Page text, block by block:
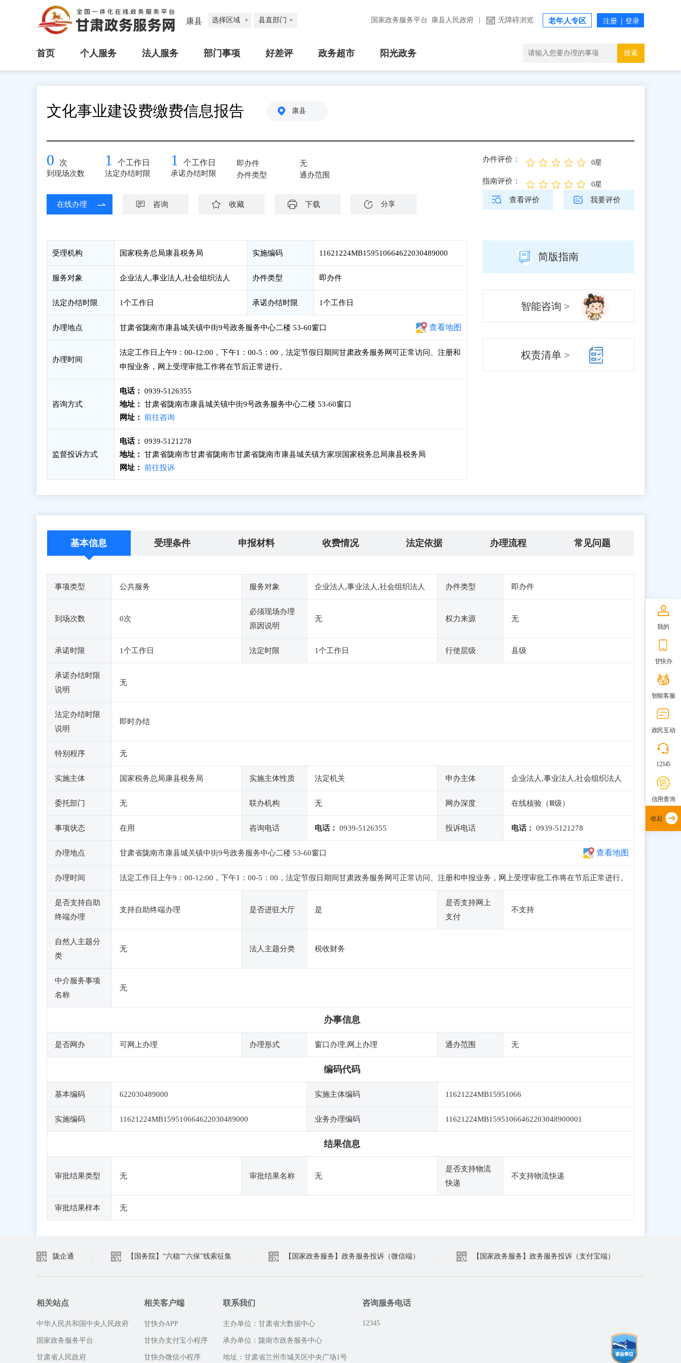
康县 选择区域 县直部门 国家政务服务平台 康县人民政府 无障碍浏览 老年人专区
首页 个人服务 法人服务 部门事项 好差评 政务超市 阳光政务 搜索
文化事业建设费缴费信息报告 康县
0 次
到现场次数
1 个工作日
法定办结时限
1 个工作日
承诺办结时限
即办件
办件类型
无
通办范围
在线办理 咨询 收藏 下载 分享
办件评价： 0星
指南评价： 0星
查看评价 我要评价
受理机构 国家税务总局康县税务局 实施编码 11621224MB159510664622030489000
服务对象 企业法人,事业法人,社会组织法人 办件类型 即办件
法定办结时限 1个工作日 承诺办结时限 1个工作日
办理地点 甘肃省陇南市康县城关镇中街9号政务服务中心二楼 53-60窗口 查看地图
办理时间
法定工作日上午9：00-12:00，下午1：00-5：00，法定节假日期间甘肃政务服务网可正常访问、注册和
申报业务，网上受理审批工作将在节后正常进行。
咨询方式
电话：
0939-5126355
地址：
甘肃省陇南市康县城关镇中街9号政务服务中心二楼 53-60窗口
网址：
前往咨询
监督投诉方式
电话：
0939-5121278
地址：
甘肃省陇南市甘肃省陇南市甘肃省陇南市康县城关镇方家坝国家税务总局康县税务局
网址：
前往投诉
简版指南
智能咨询 >
权责清单 >
基本信息 受理条件 申报材料 收费情况 法定依据 办理流程 常见问题
事项类型 公共服务 服务对象 企业法人,事业法人,社会组织法人 办件类型 即办件
到场次数 0次
必须现场办理
原因说明
无 权力来源 无
承诺时限 1个工作日 法定时限 1个工作日 行使层级 县级
承诺办结时限
说明
无
法定办结时限
说明
即时办结
特别程序 无
实施主体 国家税务总局康县税务局 实施主体性质 法定机关 申办主体 企业法人,事业法人,社会组织法人
委托部门 无 联办机构 无 网办深度 在线核验（Ⅲ级）
事项状态 在用 咨询电话 电话： 0939-5126355 投诉电话 电话： 0939-5121278
办理地点 甘肃省陇南市康县城关镇中街9号政务服务中心二楼 53-60窗口 查看地图
办理时间 法定工作日上午9：00-12:00，下午1：00-5：00，法定节假日期间甘肃政务服务网可正常访问、注册和申报业务，网上受理审批工作将在节后正常进行。
是否支持自助
终端办理
支持自助终端办理 是否进驻大厅 是
是否支持网上
支付
不支持
自然人主题分
类
无 法人主题分类 税收财务
中介服务事项
名称
无
办事信息
是否网办 可网上办理 办理形式 窗口办理,网上办理 通办范围 无
编码代码
基本编码 622030489000 实施主体编码 11621224MB15951066
实施编码 11621224MB159510664622030489000 业务办理编码 11621224MB15951066462203048900001
结果信息
审批结果类型 无 审批结果名称 无
是否支持物流
快递
不支持物流快递
审批结果样本 无
陇企通 【国务院】“六稳”“六保”线索征集 【国家政务服务】政务服务投诉（微信端） 【国家政务服务】政务服务投诉（支付宝端）
相关站点
中华人民共和国中央人民政府
国家政务服务平台
甘肃省人民政府
相关客户端
甘快办APP
甘快办支付宝小程序
甘快办微信小程序
联系我们
主办单位：甘肃省大数据中心
承办单位：陇南市政务服务中心
地址：甘肃省兰州市城关区中央广场1号
咨询服务电话
12345
我的
甘快办
智能客服
政民互动
12345
信用查询
收起